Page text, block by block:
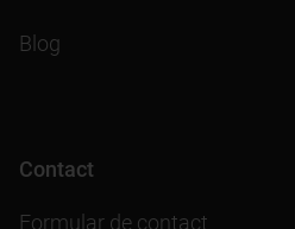
Blog
Contact
Formular de contact